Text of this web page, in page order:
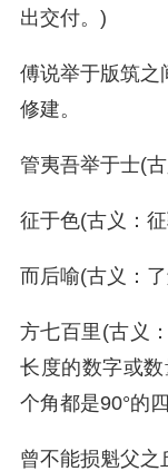
出交付。)
傅说举于版筑之
修建。
管夷吾举于士(
征于色(古义：
而后喻(古义：
方七百里(古义
长度的数字或
个角都是90°的
曾不能损魁父之